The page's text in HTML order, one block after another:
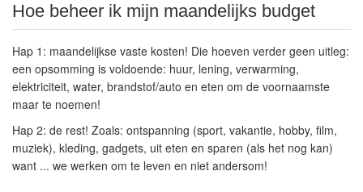
Hoe beheer ik mijn maandelijks budget
Hap 1: maandelijkse vaste kosten! Die hoeven verder geen uitleg:
een opsomming is voldoende: huur, lening, verwarming,
elektriciteit, water, brandstof/auto en eten om de voornaamste
maar te noemen!
Hap 2: de rest! Zoals: ontspanning (sport, vakantie, hobby, film,
muziek), kleding, gadgets, uit eten en sparen (als het nog kan)
want ... we werken om te leven en niet andersom!